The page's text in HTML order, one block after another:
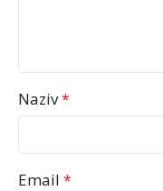
Naziv*
Email *